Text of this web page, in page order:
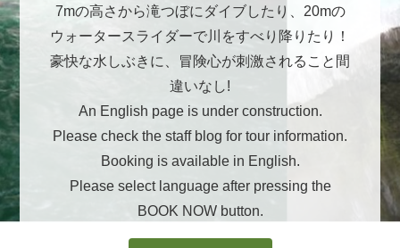
7mの高さから滝つぼにダイブしたり、20mの
ウォータースライダーで川をすべり降りたり！
豪快な水しぶきに、冒険心が刺激されること間
違いなし!
An English page is under construction.
Please check the staff blog for tour information.
Booking is available in English.
Please select language after pressing the
BOOK NOW button.